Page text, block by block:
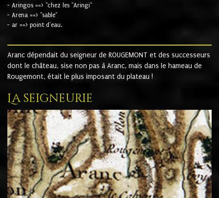
- Aringos ==> "chez les "Aringi"
- Arena ==> "sable"
- ar ==> point d'eau.
Aranc dépendait du seigneur de ROUGEMONT et des successeurs
dont le château, sise non pas à Aranc, mais dans le hameau de
Rougemont, était le plus imposant du plateau !
La seigneurie